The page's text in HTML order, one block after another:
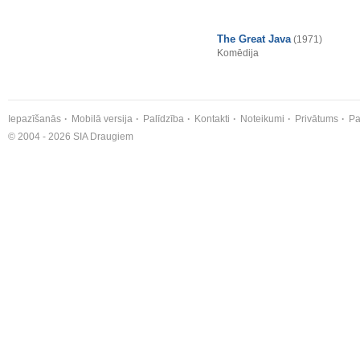
The Great Java (1971)
Komēdija
Iepazīšanās Mobilā versija Palīdzība Kontakti Noteikumi Privātums
© 2004 - 2026 SIA Draugiem